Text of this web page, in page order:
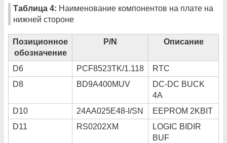
Таблица 4: Наименование компонентов на плате на
нижней стороне
Позиционное
обозначение
P/N Описание
D6 PCF8523TK/1.118
RTC
D8
BD9A400MUV
DC-DC BUCK
4A
D10
24AA025E48-I/SN
EEPROM 2KBIT
D11
RS0202XM
LOGIC BIDIR
BUF